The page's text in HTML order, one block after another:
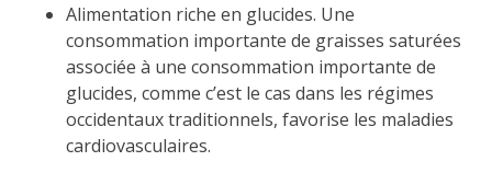
Alimentation riche en glucides. Une
consommation importante de graisses saturées
associée à une consommation importante de
glucides, comme c’est le cas dans les régimes
occidentaux traditionnels, favorise les maladies
cardiovasculaires.